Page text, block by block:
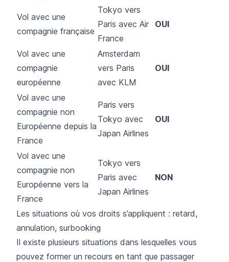
Vol avec une
compagnie française
Tokyo vers
Paris avec Air
France
OUI
Vol avec une
compagnie
européenne
Amsterdam
vers Paris
avec KLM
OUI
Vol avec une
compagnie non
Européenne depuis la
France
Paris vers
Tokyo avec
Japan Airlines
OUI
Vol avec une
compagnie non
Européenne vers la
France
Tokyo vers
Paris avec
Japan Airlines
NON
Les situations où vos droits s’appliquent : retard,
annulation, surbooking
Il existe plusieurs situations dans lesquelles vous
pouvez former un recours en tant que passager